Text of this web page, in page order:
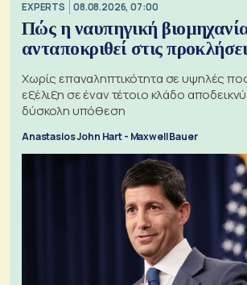
EXPERTS 08.08.2026, 07:00
Πώς η ναυπηγική
ανταποκριθεί στις
Χωρίς επαναληπτικότητα σε υψηλές
εξέλιξη σε έναν τέτοιο κλάδο
δύσκολη υπόθεση
Anastasios John Hart - Maxwell Bauer